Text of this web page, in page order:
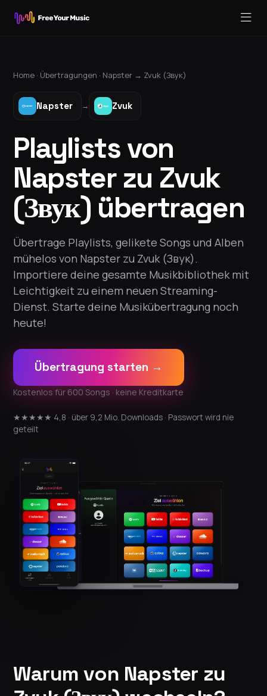
Home · Übertragungen · Napster → Zvuk (Звук)
Napster → Zvuk
Playlists von
Napster zu Zvuk
(Звук) übertragen
Übertrage Playlists, gelikete Songs und Alben
mühelos von Napster zu Zvuk (Звук).
Importiere deine gesamte Musikbibliothek mit
Leichtigkeit zu einem neuen Streaming-
Dienst. Starte deine Musikübertragung noch
heute!
Übertragung starten →
Kostenlos für 600 Songs · keine Kreditkarte
★★★★★ 4,8 · über 9,2 Mio. Downloads · Passwort wird nie
geteilt
Warum von Napster zu